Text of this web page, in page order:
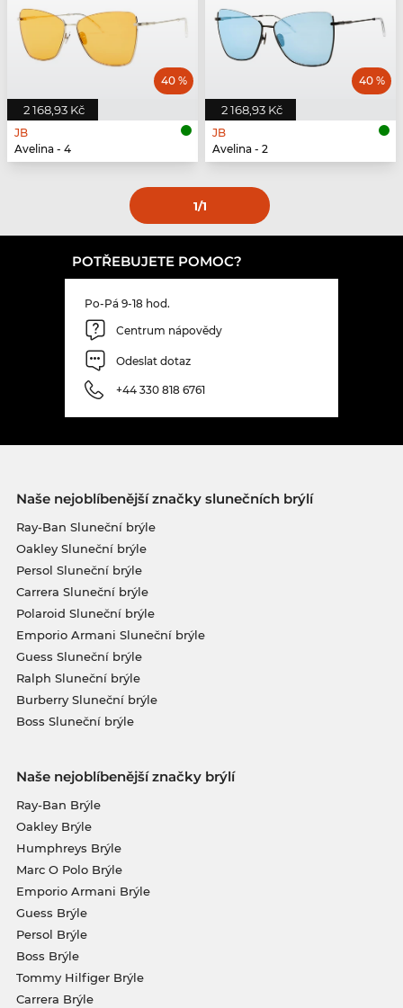
2 168,93 Kč
40 %
JB
Avelina - 4
2 168,93 Kč
40 %
JB
Avelina - 2
1/1
POTŘEBUJETE POMOC?
Po-Pá 9-18 hod.
Centrum nápovědy
Odeslat dotaz
+44 330 818 6761
Naše nejoblíbenější značky slunečních brýlí
Ray-Ban Sluneční brýle
Oakley Sluneční brýle
Persol Sluneční brýle
Carrera Sluneční brýle
Polaroid Sluneční brýle
Emporio Armani Sluneční brýle
Guess Sluneční brýle
Ralph Sluneční brýle
Burberry Sluneční brýle
Boss Sluneční brýle
Naše nejoblíbenější značky brýlí
Ray-Ban Brýle
Oakley Brýle
Humphreys Brýle
Marc O Polo Brýle
Emporio Armani Brýle
Guess Brýle
Persol Brýle
Boss Brýle
Tommy Hilfiger Brýle
Carrera Brýle